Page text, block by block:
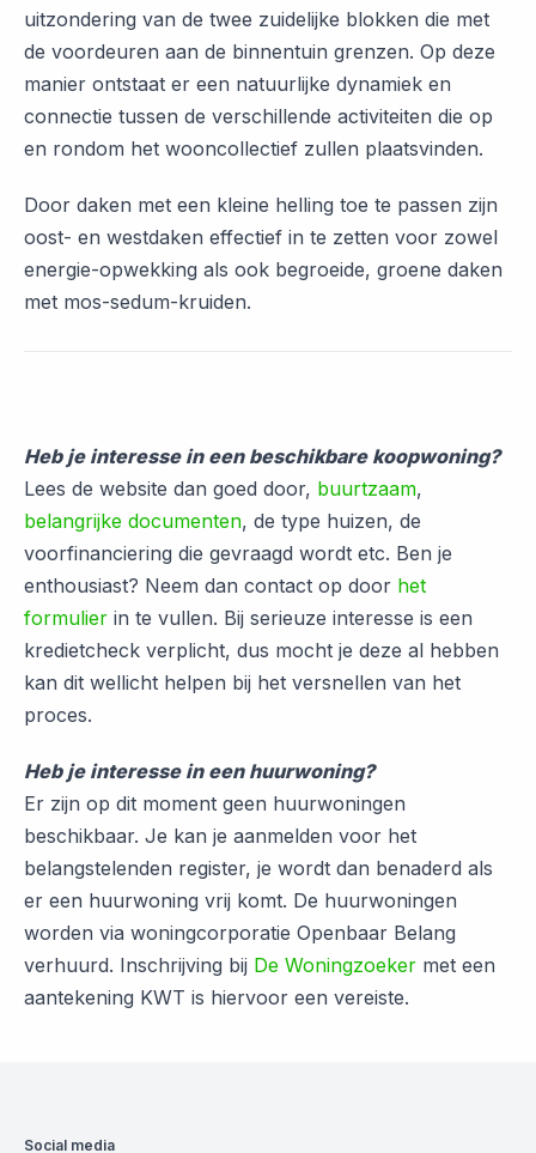
uitzondering van de twee zuidelijke blokken die met
de voordeuren aan de binnentuin grenzen. Op deze
manier ontstaat er een natuurlijke dynamiek en
connectie tussen de verschillende activiteiten die op
en rondom het wooncollectief zullen plaatsvinden.
Door daken met een kleine helling toe te passen zijn
oost- en westdaken effectief in te zetten voor zowel
energie-opwekking als ook begroeide, groene daken
met mos-sedum-kruiden.
Heb je interesse in een beschikbare koopwoning?
Lees de website dan goed door, buurtzaam,
belangrijke documenten, de type huizen, de
voorfinanciering die gevraagd wordt etc. Ben je
enthousiast? Neem dan contact op door het
formulier in te vullen. Bij serieuze interesse is een
kredietcheck verplicht, dus mocht je deze al hebben
kan dit wellicht helpen bij het versnellen van het
proces.
Heb je interesse in een huurwoning?
Er zijn op dit moment geen huurwoningen
beschikbaar. Je kan je aanmelden voor het
belangstelenden register, je wordt dan benaderd als
er een huurwoning vrij komt. De huurwoningen
worden via woningcorporatie Openbaar Belang
verhuurd. Inschrijving bij De Woningzoeker met een
aantekening KWT is hiervoor een vereiste.
Social media